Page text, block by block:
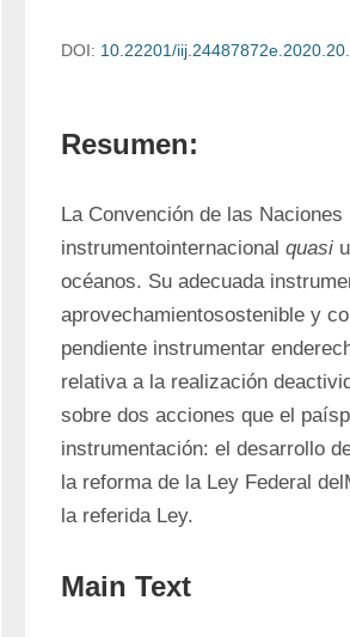
DOI: 10.22201/
Resumen:
La Convención de las
instrumentointernacional quasi
océanos. Su adecuada
aprovechamientosostenible y
pendiente instrumentar
relativa a la realización
sobre dos acciones que el
instrumentación: el desarrollo
la reforma de la Ley Federal
la referida Ley.
Main Text